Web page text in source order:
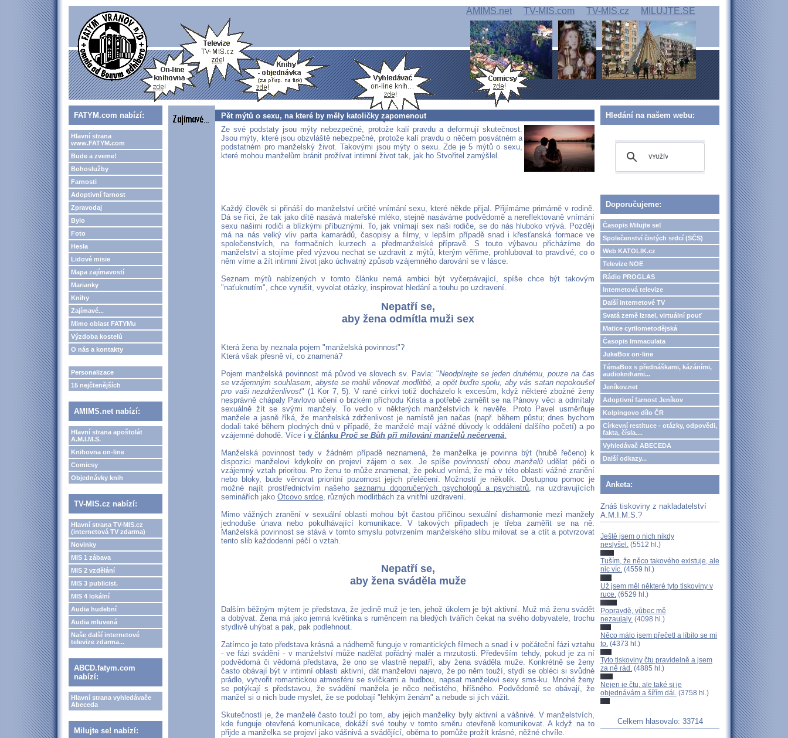
AMIMS.net TV-MIS.com TV-MIS.cz MILUJTE.SE
FATYM.com nabízí:
Hlavní strana
www.FATYM.com
Bude a zveme!
Bohoslužby
Farnosti
Adoptivní farnost
Zpravodaj
Bylo
Foto
Hesla
Lidové misie
Mapa zajímavostí
Marianky
Knihy
Zajímavé...
Mimo oblast FATYMu
Výzdoba kostelů
O nás a kontakty
Personalizace
15 nejčtenějších
AMIMS.net nabízí:
Hlavní strana apoštolát
A.M.I.M.S.
Knihovna on-line
Comicsy
Objednávky knih
TV-MIS.cz nabízí:
Hlavní strana TV-MIS.cz
(internetová TV zdarma)
Novinky
MIS 1 zábava
MIS 2 vzdělání
MIS 3 publicist.
MIS 4 lokální
Audia hudební
Audia mluvená
Naše další internetové
televize zdarma...
ABCD.fatym.com
nabízí:
Hlavní strana vyhledávače
Abeceda
Milujte se! nabízí:
Pět mýtů o sexu, na které by měly katoličky zapomenout
Ze své podstaty jsou mýty nebezpečné, protože kalí pravdu a deformují skutečnost.
Jsou mýty, které jsou obzvláště nebezpečné, protože kalí pravdu o něčem posvátném a
podstatném pro manželský život. Takovými jsou mýty o sexu. Zde je 5 mýtů o sexu,
které mohou manželům bránit prožívat intimní život tak, jak ho Stvořitel zamýšlel.
Každý člověk si přináší do manželství určité vnímání sexu, které někde přijal. Přijímáme primárně v rodině.
Dá se říci, že tak jako dítě nasává mateřské mléko, stejně nasáváme podvědomě a nereflektovaně vnímání
sexu našimi rodiči a blízkými příbuznými. To, jak vnímají sex naši rodiče, se do nás hluboko vrývá. Později
má na nás velký vliv parta kamarádů, časopisy a filmy, v lepším případě snad i křesťanská formace ve
společenstvích, na formačních kurzech a předmanželské přípravě. S touto výbavou přicházíme do
manželství a stojíme před výzvou nechat se uzdravit z mýtů, kterým věříme, prohlubovat to pravdivé, co o
něm víme a žít intimní život jako úchvatný způsob vzájemného darování se v lásce.
Seznam mýtů nabízených v tomto článku nemá ambici být vyčerpávající, spíše chce být takovým
"naťuknutím", chce vyrušit, vyvolat otázky, inspirovat hledání a touhu po uzdravení.
Nepatří se,
aby žena odmítla muži sex
Která žena by neznala pojem "manželská povinnost"?
Která však přesně ví, co znamená?
Pojem manželská povinnost má původ ve slovech sv. Pavla: "Neodpírejte se jeden druhému, pouze na čas
se vzájemným souhlasem, abyste se mohli věnovat modlitbě, a opět buďte spolu, aby vás satan nepokoušel
pro vaši nezdrženlivost" (1 Kor 7, 5). V rané církvi totiž docházelo k excesům, když některé zbožné ženy
nesprávně chápaly Pavlovo učení o brzkém příchodu Krista a potřebě zaměřit se na Pánovy věci a odmítaly
sexuálně žít se svými manžely. To vedlo v některých manželstvích k nevěře. Proto Pavel usměrňuje
manžele a jasně říká, že manželská zdrženlivost je namístě jen načas (např. během půstu; dnes bychom
dodali také během plodných dnů v případě, že manželé mají vážné důvody k oddálení dalšího početí) a po
vzájemné dohodě. Více i v článku Proč se Bůh při milování manželů nečervená.
Manželská povinnost tedy v žádném případě neznamená, že manželka je povinna být (hrubě řečeno) k
dispozici manželovi kdykoliv on projeví zájem o sex. Je spíšepovinností obou manželů udělat péči o
vzájemný vztah prioritou. Pro ženu to může znamenat, že pokud vnímá, že má v této oblasti vážné zranění
nebo bloky, bude věnovat prioritní pozornost jejich přeléčení. Možností je několik. Dostupnou pomoc je
možné najít prostřednictvím našehoseznamu doporučených psychologů a psychiatrů, na uzdravujících
seminářích jako Otcovo srdce, různých modlitbách za vnitřní uzdravení.
Mimo vážných zranění v sexuální oblasti mohou být častou příčinou sexuální disharmonie mezi manžely
jednoduše únava nebo pokulhávající komunikace. V takových případech je třeba zaměřit se na ně.
Manželská povinnost se stává v tomto smyslu potvrzením manželského slibu milovat se a ctít a potvrzovat
tento slib každodenní péčí o vztah.
Nepatří se,
aby žena sváděla muže
Dalším běžným mýtem je představa, že jedině muž je ten, jehož úkolem je být aktivní. Muž má ženu svádět
a dobývat. Žena má jako jemná květinka s ruměncem na bledých tvářích čekat na svého dobyvatele, trochu
stydlivě uhýbat a pak, pak podlehnout.
Zatímco je tato představa krásná a nádherně funguje v romantických filmech a snad i v počáteční fázi vztahu
- ve fázi svádění - v manželství může nadělat pořádný malér a mrzutosti. Především tehdy, pokud je za ní
podvědomá či vědomá představa, že ono se vlastně nepatří, aby žena sváděla muže. Konkrétně se ženy
často obávají být v intimní oblasti aktivní, dát manželovi najevo, že po něm touží, stydí se obléci si svůdné
prádlo, vytvořit romantickou atmosféru se svíčkami a hudbou, napsat manželovi sexy sms-ku. Mnohé ženy
se potýkají s představou, že svádění manžela je něco nečistého, hříšného. Podvědomě se obávají, že
manžel si o nich bude myslet, že se podobají "lehkým ženám" a nebude si jich vážit.
Skutečností je, že manželé často touží po tom, aby jejich manželky byly aktivní a vášnivé. V manželstvích,
kde funguje otevřená komunikace, dokáží své touhy v tomto směru otevřeně komunikovat. A když na to
přijde a manželka se projeví jako vášnivá a svádějící, oběma to pomůže prožít krásné, něžné chvíle.
Hledání na našem webu:
Doporučujeme:
Časopis Milujte se!
Společenství čistých srdcí (SČS)
Web KATOLIK.cz
Televize NOE
Rádio PROGLAS
Internetová televize
Další internetové TV
Svatá země Izrael, virtuální pouť
Matice cyrilometodějská
Časopis Immaculata
JukeBox on-line
TémaBox s přednáškami, kázáními,
audioknihami...
Jeníkov.net
Adoptivní farnost Jeníkov
Kolpingovo dílo ČR
Církevní restituce - otázky, odpovědi,
fakta, čísla....
Vyhledávač ABECEDA
Další odkazy...
Anketa:
Znáš tiskoviny z nakladatelství
A.M.I.M.S.?
Ještě jsem o nich nikdy
neslyšel. (5512 hl.)
Tuším, že něco takového existuje, ale
nic víc. (4559 hl.)
Už jsem měl některé tyto tiskoviny v
ruce. (6529 hl.)
Popravdě, vůbec mě
nezaujaly. (4098 hl.)
Něco málo jsem přečetl a líbilo se mi
to. (4373 hl.)
Tyto tiskoviny čtu pravidelně a jsem
za ně rád. (4885 hl.)
Nejen je čtu, ale také si je
objednávám a šířím dál. (3758 hl.)
Celkem hlasovalo: 33714